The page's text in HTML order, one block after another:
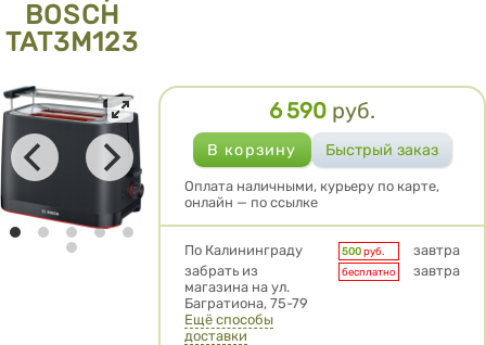
BOSCH
TAT3M123
Цена
6 590 руб.
Оплата наличными, курьеру по карте,
онлайн — по ссылке
Условия доставки
По Калининграду 500руб.
завтра
забрать из
магазина на ул.
Багратиона, 75-79
бесплатно завтра
Ещё способы
доставки